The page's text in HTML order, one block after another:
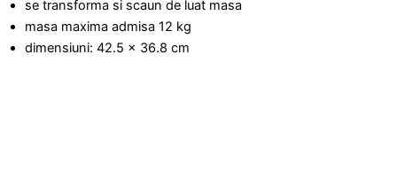
se transforma si scaun de luat masa
masa maxima admisa 12 kg
dimensiuni: 42.5 x 36.8 cm